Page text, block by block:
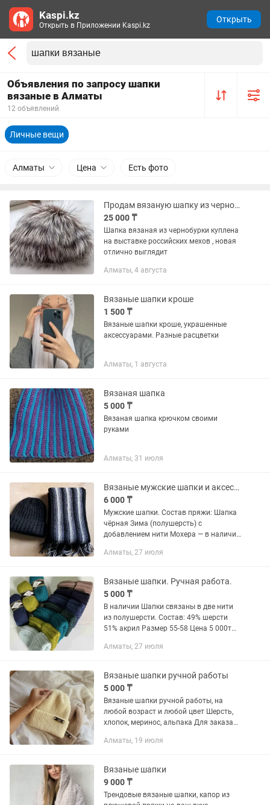
Объявления по запросу шапки
вязаные в Алматы
12 объявлений
Личные вещи
Алматы Цена Есть фото
Продам вязаную шапку из чернобурки
25 000 ₸
Шапка вязаная из чернобурки куплена
на выставке российских мехов , новая
отлично выглядит
Алматы, 4 августа
Вязаные шапки кроше
1 500 ₸
Вязаные шапки кроше, украшенные
аксессуарами. Разные расцветки
Алматы, 1 августа
Вязаная шапка
5 000 ₸
Вязаная шапка крючком своими
руками
Алматы, 31 июля
Вязаные мужские шапки и аксессуары. Ручная работа.
6 000 ₸
Мужские шапки. Состав пряжи: Шапка
чёрная Зима (полушерсть) с
добавлением нити Мохера — в наличии
(шарф) длинна 2.10 см Цена — 9 500 тг
Алматы, 27 июля
Вязаные шапки. Ручная работа.
5 000 ₸
В наличии Шапки связаны в две нити
из полушерсти. Состав: 49% шерсти
51% акрил Размер 55-58 Цена 5 000т
Яндекс по городу Алматы. Доставка
Алматы, 27 июля
Вязаные шапки ручной работы
5 000 ₸
Вязаные шапки ручной работы, на
любой возраст и любой цвет Шерсть,
хлопок, меринос, альпака Для заказа
Алматы, 19 июля
Вязаные шапки
9 000 ₸
Трендовые вязаные шапки, капор из
Kaspi.kz
Открыть в Приложении Kaspi.kz
Открыть